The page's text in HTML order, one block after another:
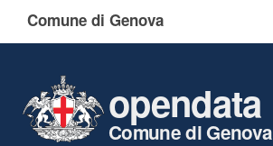
Comune di Genova
opendata
Comune di Genova